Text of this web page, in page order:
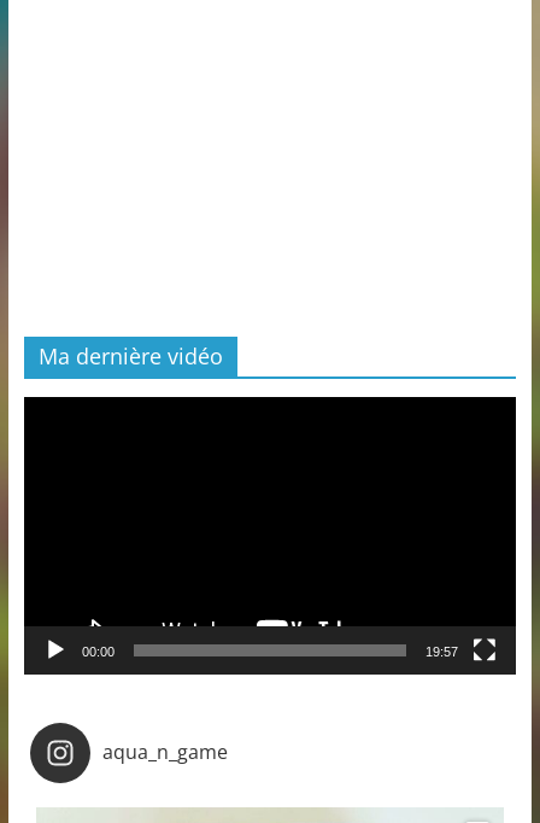
Ma dernière vidéo
00:00 19:57
aqua_n_game